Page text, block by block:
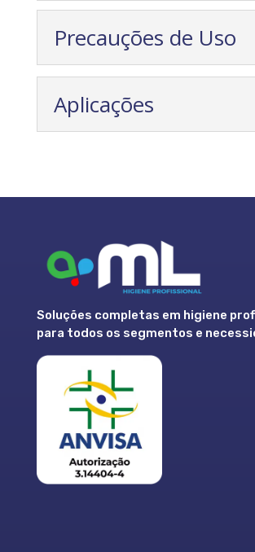
Precauções de Uso
Aplicações
Soluções completas em higiene
para todos os segmentos e